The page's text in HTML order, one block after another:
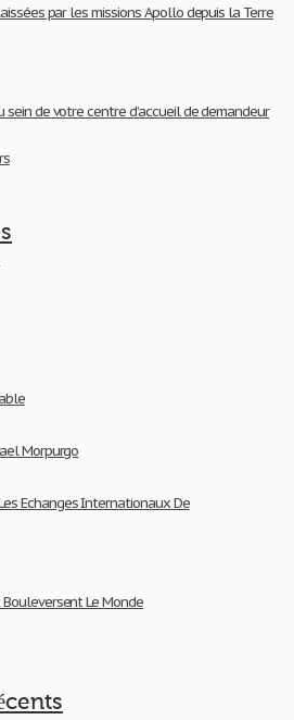
par les missions Apollo depuis la Terre
de votre centre d’accueil de demandeur
Morpurgo
Echanges Internationaux De
Le Monde